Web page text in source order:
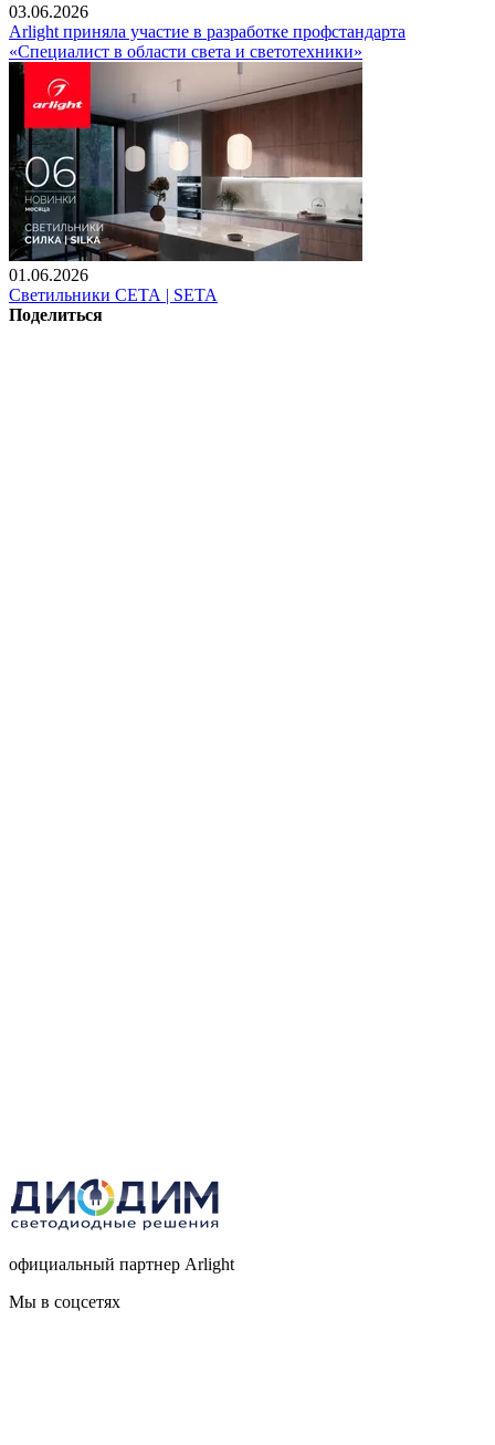
03.06.2026
Arlight приняла участие в разработке профстандарта
«Специалист в области света и светотехники»
01.06.2026
Светильники СЕТА | SETA
Поделиться
официальный партнер Arlight
Мы в соцсетях